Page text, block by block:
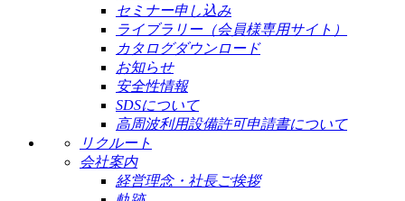
セミナー申し込み
ライブラリー（会員様専用サイト）
カタログダウンロード
お知らせ
安全性情報
SDSについて
高周波利用設備許可申請書について
リクルート
会社案内
経営理念・社長ご挨拶